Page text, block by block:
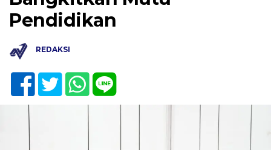
Pendidikan
REDAKSI